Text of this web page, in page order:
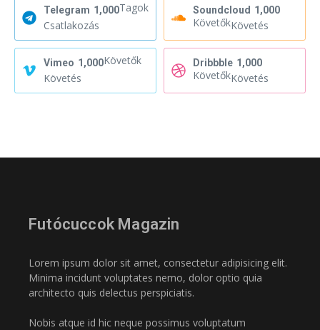
Telegram 1,000Tagok
Csatlakozás
Soundcloud 1,000
KövetőkKövetés
Vimeo 1,000Követők
Követés
Dribbble 1,000
KövetőkKövetés
Futócuccok Magazin
Lorem ipsum dolor sit amet, consectetur adipisicing elit.
Minima incidunt voluptates nemo, dolor optio quia
architecto quis delectus perspiciatis.
Nobis atque id hic neque possimus voluptatum